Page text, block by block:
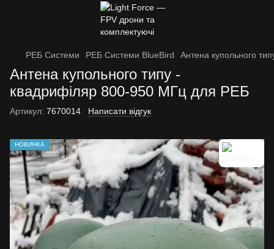
РЕБ Системи РЕБ Системи BlueBird Антена купольного
Антена купольного типу -
квадрифіляр 800-950 МГц для РЕБ
Артикул: 7670014 Написати відгук
НОВИНКА